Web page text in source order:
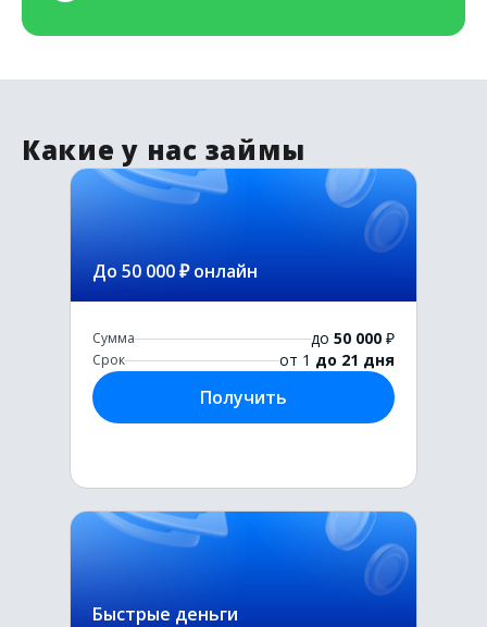
Какие у нас займы
До 50 000 ₽ онлайн
Сумма до 50 000 ₽
Срок от 1 до 21 дня
Получить
Быстрые деньги